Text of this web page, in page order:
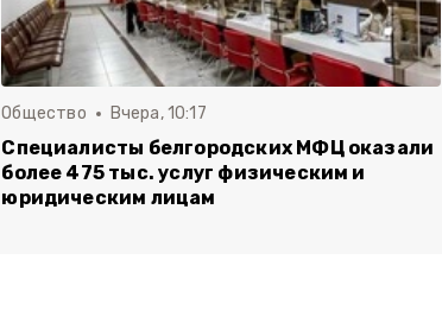
Общество Вчера, 10:17
Специалисты белгородских МФЦ оказали
более 475 тыс. услуг физическим и
юридическим лицам